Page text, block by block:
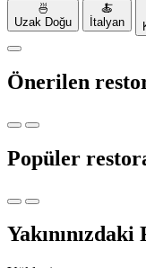
🍜
Uzak Doğu
🍝
İtalyan
Önerilen
Popüler